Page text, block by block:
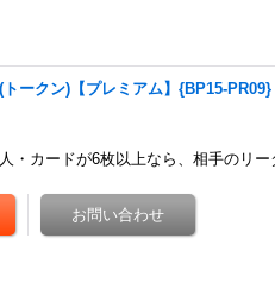
トークン)【プレミアム】{BP15-PR09}
カードが6枚以上なら、相手のリー